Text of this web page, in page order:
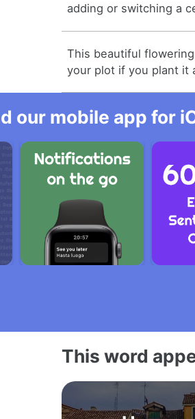
adding or switching a
This beautiful
your plot if you plant it
our mobile app for
This word